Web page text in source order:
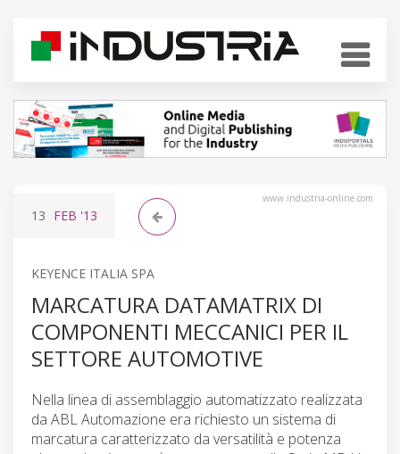
www.industria-online.com
13 FEB '13
KEYENCE ITALIA SPA
MARCATURA DATAMATRIX DI
COMPONENTI MECCANICI PER IL
SETTORE AUTOMOTIVE
Nella linea di assemblaggio automatizzato realizzata
da ABL Automazione era richiesto un sistema di
marcatura caratterizzato da versatilità e potenza